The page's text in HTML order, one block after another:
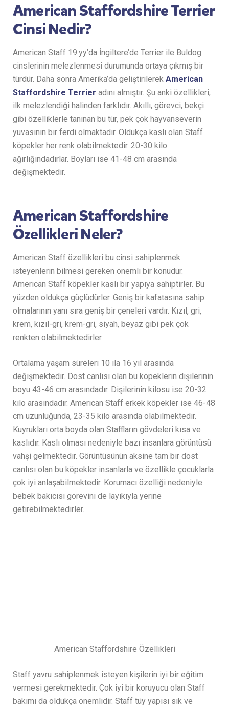
American Staffordshire Terrier
Cinsi Nedir?
American Staff 19.yy’da İngiltere’de Terrier ile Buldog
cinslerinin melezlenmesi durumunda ortaya çıkmış bir
türdür. Daha sonra Amerika’da geliştirilerek American
Staffordshire Terrier adını almıştır. Şu anki özellikleri,
ilk melezlendiği halinden farklıdır. Akıllı, görevci, bekçi
gibi özelliklerle tanınan bu tür, pek çok hayvanseverin
yuvasının bir ferdi olmaktadır. Oldukça kaslı olan Staff
köpekler her renk olabilmektedir. 20-30 kilo
ağırlığındadırlar. Boyları ise 41-48 cm arasında
değişmektedir.
American Staffordshire
Özellikleri Neler?
American Staff özellikleri bu cinsi sahiplenmek
isteyenlerin bilmesi gereken önemli bir konudur.
American Staff köpekler kaslı bir yapıya sahiptirler. Bu
yüzden oldukça güçlüdürler. Geniş bir kafatasına sahip
olmalarının yanı sıra geniş bir çeneleri vardır. Kızıl, gri,
krem, kızıl-gri, krem-gri, siyah, beyaz gibi pek çok
renkten olabilmektedirler.
Ortalama yaşam süreleri 10 ila 16 yıl arasında
değişmektedir. Dost canlısı olan bu köpeklerin dişilerinin
boyu 43-46 cm arasındadır. Dişilerinin kilosu ise 20-32
kilo arasındadır. American Staff erkek köpekler ise 46-48
cm uzunluğunda, 23-35 kilo arasında olabilmektedir.
Kuyrukları orta boyda olan Staffların gövdeleri kısa ve
kaslıdır. Kaslı olması nedeniyle bazı insanlara görüntüsü
vahşi gelmektedir. Görüntüsünün aksine tam bir dost
canlısı olan bu köpekler insanlarla ve özellikle çocuklarla
çok iyi anlaşabilmektedir. Korumacı özelliği nedeniyle
bebek bakıcısı görevini de layıkıyla yerine
getirebilmektedirler.
American Staffordshire Özellikleri
Staff yavru sahiplenmek isteyen kişilerin iyi bir eğitim
vermesi gerekmektedir. Çok iyi bir koruyucu olan Staff
bakımı da oldukça önemlidir. Staff tüy yapısı sık ve